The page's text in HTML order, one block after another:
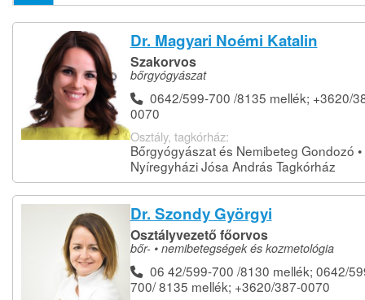
Dr. Magyari Noémi Katalin
Szakorvos
bőrgyógyászat
0642/599-700 /8135 mellék; +3620/
0070
Osztály, tagkórház:
Bőrgyógyászat és Nemibeteg Gondozó •
Nyíregyházi Jósa András Tagkórház
Dr. Szondy Györgyi
Osztályvezető főorvos
bőr- • nemibetegségek és kozmetológia
06 42/599-700 /8130 mellék; 0642/
700/ 8135 mellék; +3620/387-0070